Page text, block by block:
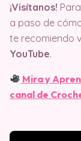
¡Visítanos!
a paso de
te recomiendo
YouTube.
Mira y
canal de